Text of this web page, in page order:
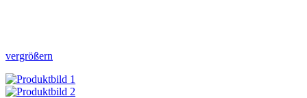
vergrößern